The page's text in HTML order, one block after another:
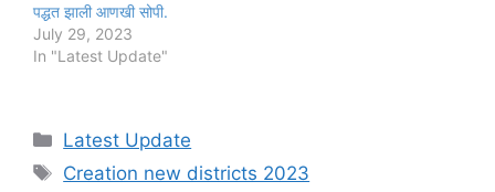
पद्धत झाली आणखी सोपी.
July 29, 2023
In "Latest Update"
Categories
Latest Update
Tags
Creation new districts 2023